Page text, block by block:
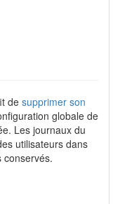
de supprimer son
globale de
Les journaux du
utilisateurs dans
conservés.